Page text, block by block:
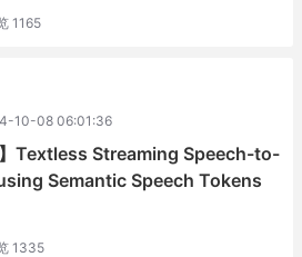
1165
10-08 06:01:36
Textless Streaming Speech-to-
Semantic Speech Tokens
1335